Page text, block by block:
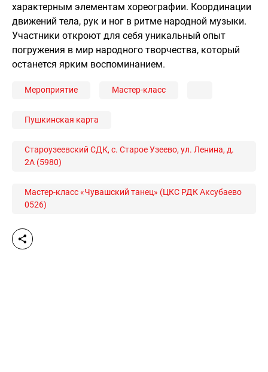
характерным элементам хореографии. Координации
движений тела, рук и ног в ритме народной музыки.
Участники откроют для себя уникальный опыт
погружения в мир народного творчества, который
останется ярким воспоминанием.
Мероприятие Мастер-класс
Пушкинская карта
Староузеевский СДК, с. Старое Узеево, ул. Ленина, д.
2А (5980)
Мастер-класс «Чувашский танец» (ЦКС РДК Аксубаево
0526)